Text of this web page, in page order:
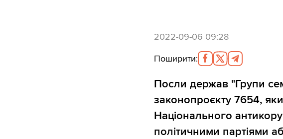
2022-09-06 09:28
Поширити:
Посли держав "Групи
законопроєкту 7654,
Національного
політичними партіями